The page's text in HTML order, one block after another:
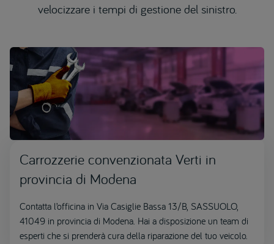
velocizzare i tempi di gestione del sinistro.
Carrozzerie convenzionata Verti in
provincia di Modena
Contatta l’officina in Via Casiglie Bassa 13/B, SASSUOLO,
41049 in provincia di Modena. Hai a disposizione un team di
esperti che si prenderà cura della riparazione del tuo veicolo.